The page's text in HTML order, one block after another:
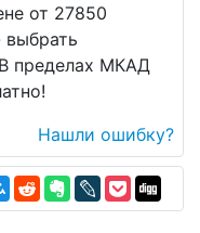
от 27850
пределах МКАД
Нашли ошибку?